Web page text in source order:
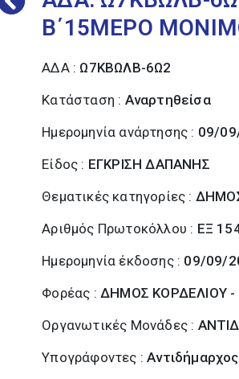
Β΄15ΜΕΡΟ
ΑΔΑ : Ω7ΚΒΩΛΒ-6Ω2
Κατάσταση : Αναρτηθείσα
Ημερομηνία ανάρτησης : 09/
Είδος : ΕΓΚΡΙΣΗ ΔΑΠΑΝΗΣ
Θεματικές κατηγορίες :
Αριθμός Πρωτοκόλλου : ΕΞ
Ημερομηνία έκδοσης : 09/09/
Φορέας :ΔΗΜΟΣ ΚΟΡΔΕΛΙΟΥ
Οργανωτικές Μονάδες :
Υπογράφοντες :